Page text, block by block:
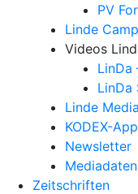
PV
Linde
Videos
LinDa
LinDa
Linde
KODEX-App
Newsletter
Mediadaten
Zeitschriften